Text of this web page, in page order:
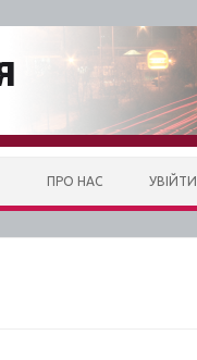
ПРО НАС УВІЙТИ